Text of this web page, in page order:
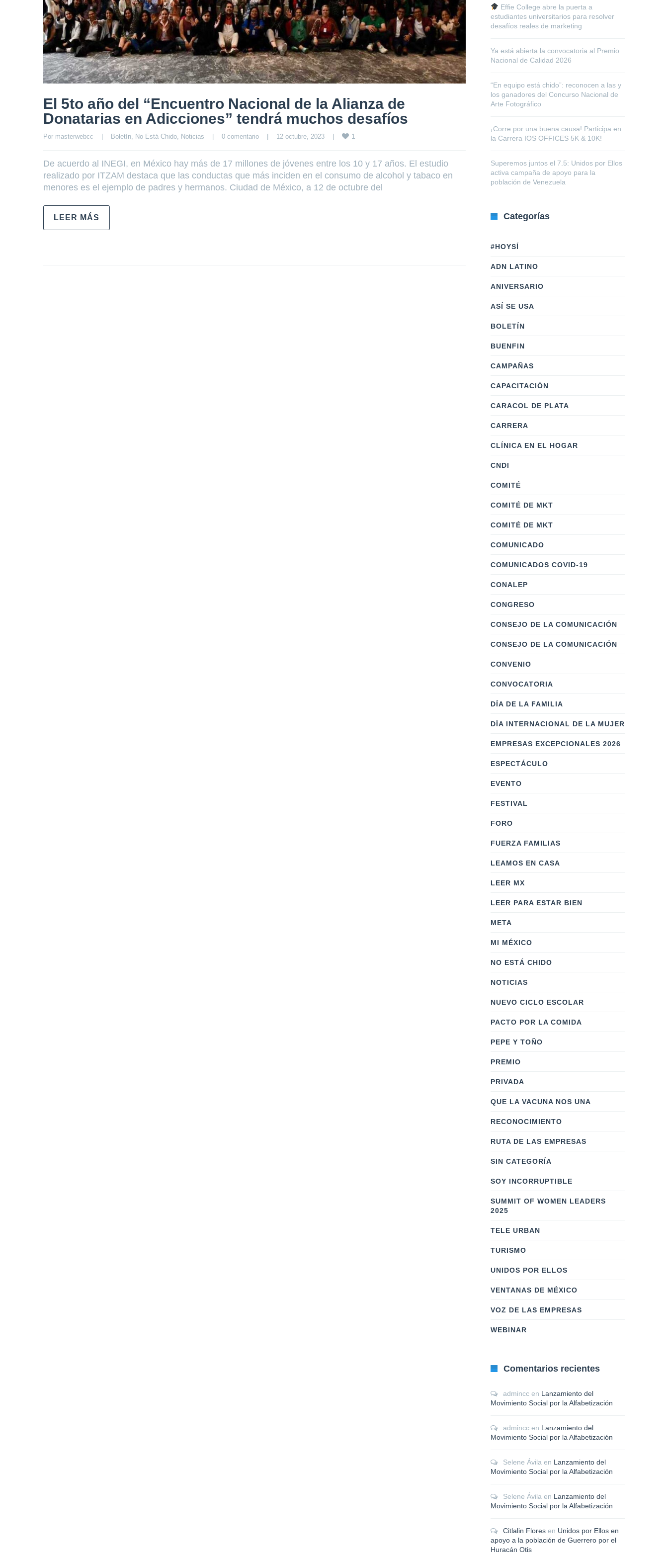
El 5to año del “Encuentro Nacional de la Alianza de
Donatarias en Adicciones” tendrá muchos desafíos
Por masterwebcc Boletín, No Está Chido, Noticias 0 comentario 12 octubre, 2023 1
De acuerdo al INEGI, en México hay más de 17 millones de jóvenes entre los 10 y 17 años. El estudio
realizado por ITZAM destaca que las conductas que más inciden en el consumo de alcohol y tabaco en
menores es el ejemplo de padres y hermanos. Ciudad de México, a 12 de octubre del
LEER MÁS
Effie College abre la puerta a
estudiantes universitarios para resolver
desafíos reales de marketing
Ya está abierta la convocatoria al Premio
Nacional de Calidad 2026
“En equipo está chido”: reconocen a las y
los ganadores del Concurso Nacional de
Arte Fotográfico
¡Corre por una buena causa! Participa en
la Carrera IOS OFFICES 5K & 10K!
Superemos juntos el 7.5: Unidos por Ellos
activa campaña de apoyo para la
población de Venezuela
Categorías
#HOYSÍ
ADN LATINO
ANIVERSARIO
ASÍ SE USA
BOLETÍN
BUENFIN
CAMPAÑAS
CAPACITACIÓN
CARACOL DE PLATA
CARRERA
CLÍNICA EN EL HOGAR
CNDI
COMITÉ
COMITÉ DE MKT
COMITÉ DE MKT
COMUNICADO
COMUNICADOS COVID-19
CONALEP
CONGRESO
CONSEJO DE LA COMUNICACIÓN
CONSEJO DE LA COMUNICACIÓN
CONVENIO
CONVOCATORIA
DÍA DE LA FAMILIA
DÍA INTERNACIONAL DE LA MUJER
EMPRESAS EXCEPCIONALES 2026
ESPECTÁCULO
EVENTO
FESTIVAL
FORO
FUERZA FAMILIAS
LEAMOS EN CASA
LEER MX
LEER PARA ESTAR BIEN
META
MI MÉXICO
NO ESTÁ CHIDO
NOTICIAS
NUEVO CICLO ESCOLAR
PACTO POR LA COMIDA
PEPE Y TOÑO
PREMIO
PRIVADA
QUE LA VACUNA NOS UNA
RECONOCIMIENTO
RUTA DE LAS EMPRESAS
SIN CATEGORÍA
SOY INCORRUPTIBLE
SUMMIT OF WOMEN LEADERS
2025
TELE URBAN
TURISMO
UNIDOS POR ELLOS
VENTANAS DE MÉXICO
VOZ DE LAS EMPRESAS
WEBINAR
Comentarios recientes
admincc en Lanzamiento del
Movimiento Social por la Alfabetización
admincc en Lanzamiento del
Movimiento Social por la Alfabetización
Selene Ávila en Lanzamiento del
Movimiento Social por la Alfabetización
Selene Ávila en Lanzamiento del
Movimiento Social por la Alfabetización
Citlalin Flores en Unidos por Ellos en
apoyo a la población de Guerrero por el
Huracán Otis